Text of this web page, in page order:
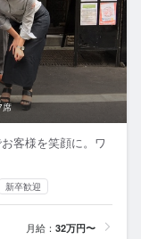
席
客様を笑顔に。ワ
新卒歓迎
月給： 32万円〜